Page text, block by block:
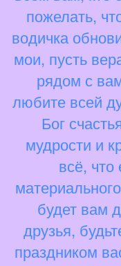
пожелать,
водичка
мои, пусть
рядом с
любите всей
Бог
мудрости и
всё,
будет вам
друзья,
праздником